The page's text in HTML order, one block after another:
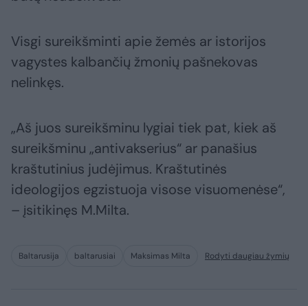
Visgi sureikšminti apie žemės ar istorijos
vagystes kalbančių žmonių pašnekovas
nelinkęs.
„Aš juos sureikšminu lygiai tiek pat, kiek aš
sureikšminu „antivakserius“ ar panašius
kraštutinius judėjimus. Kraštutinės
ideologijos egzistuoja visose visuomenėse“,
– įsitikinęs M.Milta.
Baltarusija baltarusiai Maksimas Milta Rodyti daugiau žymių